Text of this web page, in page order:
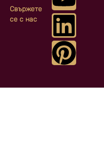
Свържете
се с нас